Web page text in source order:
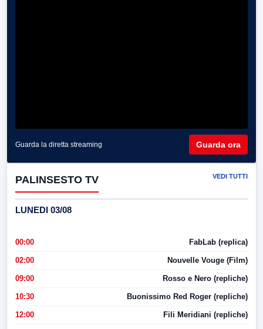
Guarda la diretta streaming Guarda ora
PALINSESTO TV VEDI TUTTI
LUNEDI 03/08
00:00 FabLab (replica)
02:00 Nouvelle Vouge (Film)
09:00 Rosso e Nero (repliche)
10:30 Buonissimo Red Roger (repliche)
12:00 Fili Meridiani (repliche)